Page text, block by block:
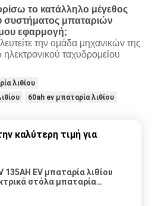
το κατάλληλο μέγεθος
συστήματος μπαταριών
μου εφαρμογή;
την ομάδα μηχανικών της
ταχυδρομείου
λιθίου
60ah ev μπαταρία λιθίου
καλύτερη τιμή για
135AH EV μπαταρία λιθίου
στόλα μπαταρία